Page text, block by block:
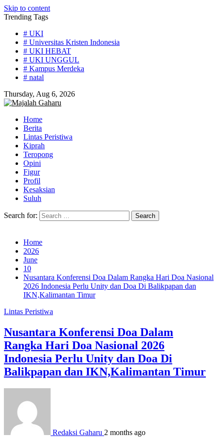
Skip to content
Trending Tags
# UKI
# Universitas Kristen Indonesia
# UKI HEBAT
# UKI UNGGUL
# Kampus Merdeka
# natal
Thursday, Aug 6, 2026
Home
Berita
Lintas Peristiwa
Kiprah
Teropong
Opini
Figur
Profil
Kesaksian
Suluh
Search for:
Home
2026
June
10
Nusantara Konferensi Doa Dalam Rangka Hari Doa Nasional
2026 Indonesia Perlu Unity dan Doa Di Balikpapan dan
IKN,Kalimantan Timur
Lintas Peristiwa
Nusantara Konferensi Doa Dalam
Rangka Hari Doa Nasional 2026
Indonesia Perlu Unity dan Doa Di
Balikpapan dan IKN,Kalimantan Timur
Redaksi Gaharu 2 months ago